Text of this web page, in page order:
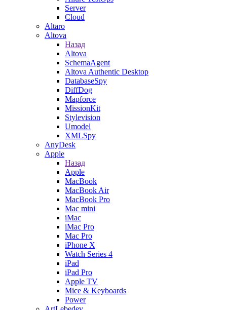
Server
Cloud
Altaro
Altova
Назад
Altova
SchemaAgent
Altova Authentic Desktop
DatabaseSpy
DiffDog
Mapforce
MissionKit
Stylevision
Umodel
XMLSpy
AnyDesk
Apple
Назад
Apple
MacBook
MacBook Air
MacBook Pro
Mac mini
iMac
iMac Pro
Mac Pro
iPhone X
Watch Series 4
iPad
iPad Pro
Apple TV
Mice & Keyboards
Power